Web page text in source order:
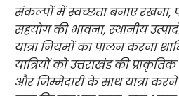
संकल्पों में स्वच्छता बनाए रखना,
सहयोग की भावना, स्थानीय
यात्रा नियमों का पालन करना
यात्रियों को उत्तराखंड की
और जिम्मेदारी के साथ यात्रा करने